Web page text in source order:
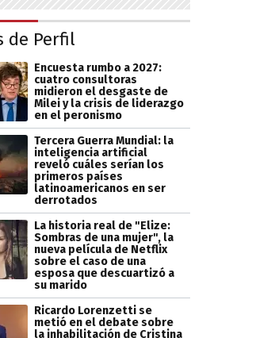
de Perfil
Encuesta rumbo a 2027:
cuatro consultoras
midieron el desgaste de
Milei y la crisis de liderazgo
en el peronismo
Tercera Guerra Mundial: la
inteligencia artificial
reveló cuáles serían los
primeros países
latinoamericanos en ser
derrotados
La historia real de "Elize:
Sombras de una mujer", la
nueva película de Netflix
sobre el caso de una
esposa que descuartizó a
su marido
Ricardo Lorenzetti se
metió en el debate sobre
la inhabilitación de Cristina